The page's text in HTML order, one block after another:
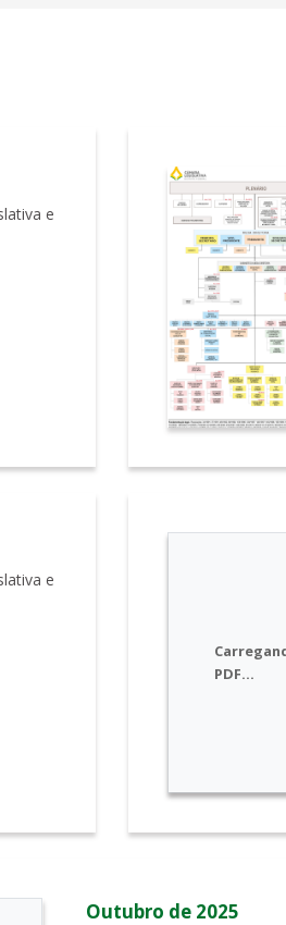
e
e
PDF...
Outubro de 2025